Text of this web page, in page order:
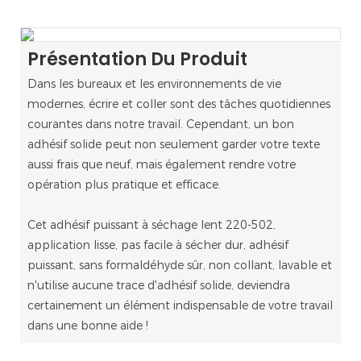
Présentation Du Produit
Dans les bureaux et les environnements de vie
modernes, écrire et coller sont des tâches quotidiennes
courantes dans notre travail. Cependant, un bon
adhésif solide peut non seulement garder votre texte
aussi frais que neuf, mais également rendre votre
opération plus pratique et efficace.
Cet adhésif puissant à séchage lent 220-502,
application lisse, pas facile à sécher dur, adhésif
puissant, sans formaldéhyde sûr, non collant, lavable et
n'utilise aucune trace d'adhésif solide, deviendra
certainement un élément indispensable de votre travail
dans une bonne aide !